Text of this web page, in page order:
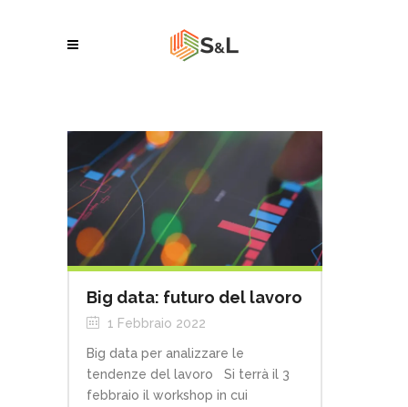
Big data: futuro del lavoro
1 Febbraio 2022
Big data per analizzare le
tendenze del lavoro Si terrà il 3
febbraio il workshop in cui